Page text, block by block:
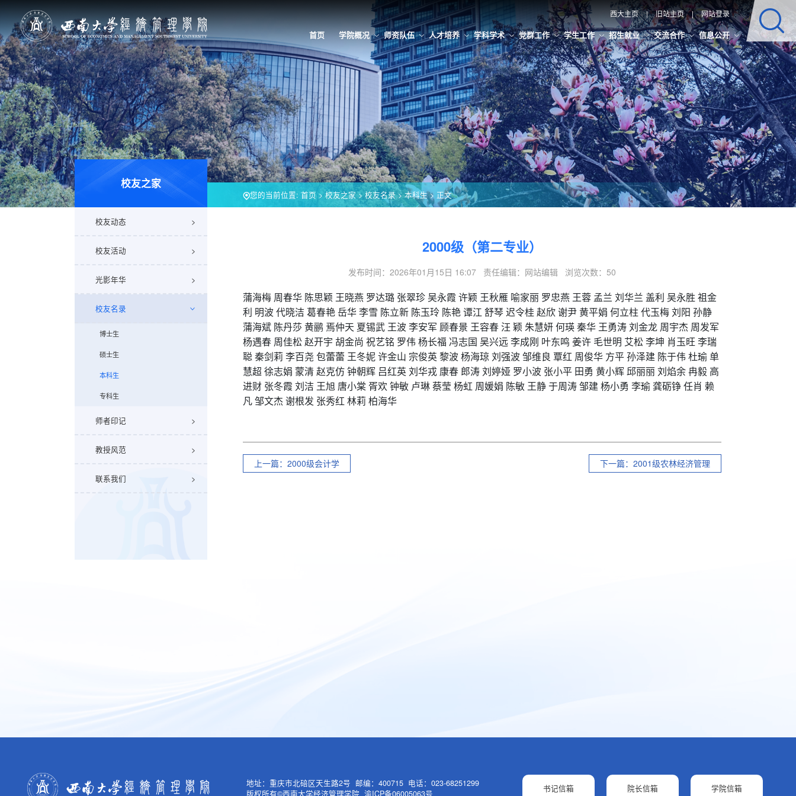
西大主页 | 旧站主页 | 网站登录
首页 学院概况 师资队伍 人才培养 学科学术 党群工作 学生工作 招生就业 交流合作 信息公开
校友之家
您的当前位置: 首页>校友之家>校友名录>本科生> 正文
校友动态
校友活动
光影年华
校友名录
博士生
硕士生
本科生
专科生
师者印记
教授风范
联系我们
2000级（第二专业）
发布时间：2026年01月15日 16:07 责任编辑：网站编辑 浏览次数： 50
蒲海梅 周春华 陈思颖 王晓燕 罗达璐 张翠珍 吴永霞 许颖 王秋雁 喻家丽 罗忠燕 王蓉 孟兰 刘华兰 盖利 吴永胜 祖金
利 明波 代晓洁 葛春艳 岳华 李雪 陈立新 陈玉玲 陈艳 谭江 舒琴 迟令桂 赵欣 谢尹 黄平娟 何立柱 代玉梅 刘阳 孙静
蒲海斌 陈丹莎 黄鹂 焉仲天 夏锡武 王波 李安军 顾春景 王容春 汪 颖 朱慧妍 何瑛 秦华 王勇涛 刘金龙 周宇杰 周发军
杨遇春 周佳松 赵开宇 胡金尚 祝艺铭 罗伟 杨长福 冯志国 吴兴远 李成刚 叶东鸣 姜许 毛世明 艾松 李坤 肖玉旺 李瑞
聪 秦剑莉 李百尧 包蕾蕾 王冬妮 许金山 宗俊英 黎波 杨海琼 刘强波 邹维良 覃红 周俊华 方平 孙泽建 陈于伟 杜瑜 单
慧超 徐志娟 蒙清 赵克仿 钟朝辉 吕红英 刘华戎 康春 郎涛 刘婷娅 罗小波 张小平 田勇 黄小辉 邱丽丽 刘焰余 冉毅 高
进财 张冬霞 刘洁 王旭 唐小棠 胥欢 钟敏 卢琳 蔡莹 杨虹 周媛娟 陈敏 王静 于周涛 邹建 杨小勇 李瑜 龚砺铮 任肖 赖
凡 邹文杰 谢根发 张秀红 林莉 柏海华
上一篇：2000级会计学 下一篇：2001级农林经济管理
地址：重庆市北碚区天生路2号 邮编：400715 电话：023-68251299
版权所有©西南大学经济管理学院 渝ICP备06005063号
书记信箱 院长信箱 学院信箱